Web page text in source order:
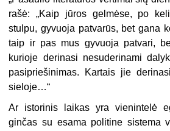
rašė: „Kaip jūros gelmėse, po
stulpu, gyvuoja patvarūs, bet gana
taip ir pas mus gyvuoja patvari,
kurioje derinasi nesuderinami
pasipriešinimas. Kartais jie
sieloje…“
Ar istorinis laikas yra vienintelė
ginčas su esama politine sistema